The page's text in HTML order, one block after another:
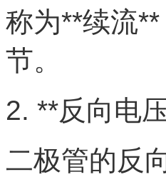
称为**续流
节。
2. **反向电
二极管的反